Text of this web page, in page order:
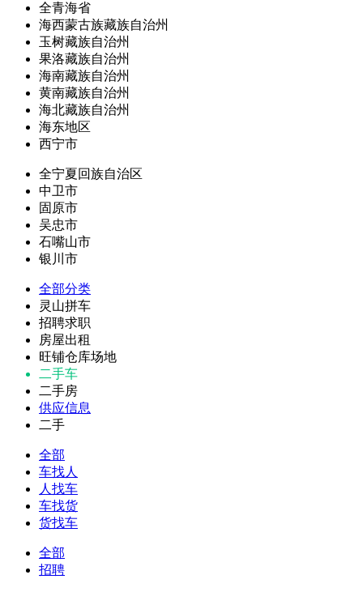
全青海省
海西蒙古族藏族自治州
玉树藏族自治州
果洛藏族自治州
海南藏族自治州
黄南藏族自治州
海北藏族自治州
海东地区
西宁市
全宁夏回族自治区
中卫市
固原市
吴忠市
石嘴山市
银川市
全部分类
灵山拼车
招聘求职
房屋出租
旺铺仓库场地
二手车
二手房
供应信息
二手
全部
车找人
人找车
车找货
货找车
全部
招聘